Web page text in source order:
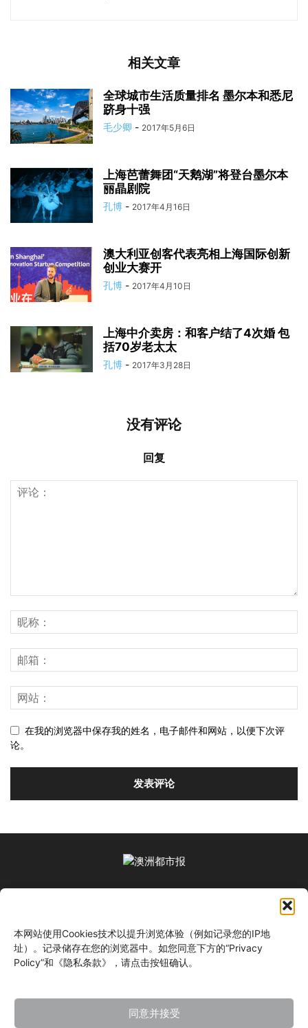
本网站使用Cookies技术以提升浏览体验（例如记录您的IP地
址）。记录储存在您的浏览器中。如您同意下方的“Privacy
Policy”和《隐私条款》，请点击按钮确认。
同意并接受
相关文章
全球城市生活质量排名 墨尔本和悉尼
跻身十强
毛少卿 - 2017年5月6日
上海芭蕾舞团“天鹅湖”将登台墨尔本
丽晶剧院
孔博 - 2017年4月16日
澳大利亚创客代表亮相上海国际创新
创业大赛开
孔博 - 2017年4月10日
上海中介卖房：和客户结了4次婚 包
括70岁老太太
孔博 - 2017年3月28日
没有评论
回复
在我的浏览器中保存我的姓名，电子邮件和网站，以便下次评
论。
关注我们